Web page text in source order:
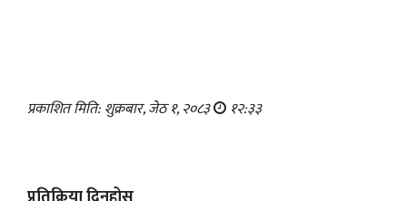
प्रकाशित मिति: शुक्रबार, जेठ १, २०८३ १२:३३